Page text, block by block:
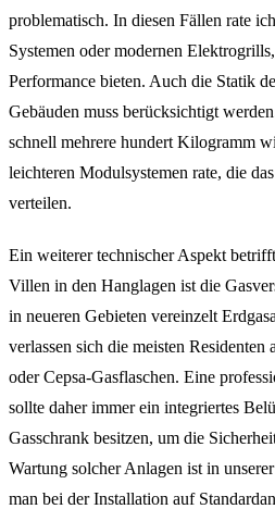
problematisch. In diesen Fällen rate
Systemen oder modernen
Performance bieten. Auch die Statik
Gebäuden muss berücksichtigt
schnell mehrere hundert Kilogramm
leichteren Modulsystemen rate, die
verteilen.
Ein weiterer technischer Aspekt
Villen in den Hanglagen ist die
in neueren Gebieten vereinzelt
verlassen sich die meisten Residenten
oder Cepsa-Gasflaschen. Eine
sollte daher immer ein integriertes
Gasschrank besitzen, um die
Wartung solcher Anlagen ist in
man bei der Installation auf